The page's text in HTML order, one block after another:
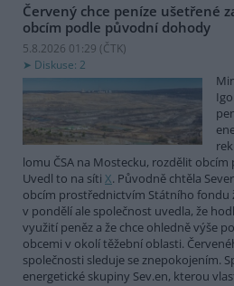
Červený chce peníze ušetřené
obcím podle původní dohody
5.8.2026 01:29 (ČTK)
Diskuse: 2
lomu ČSA na Mostecku, rozdělit
Uvedl to na síti X. Původně chtěla
obcím prostřednictvím Státního fondu
v pondělí ale společnost uvedla, že
využití peněz a že chce ohledně výše
obcemi v okolí těžební oblasti.
společnosti sleduje se znepokojením.
energetické skupiny Sev.en, kterou